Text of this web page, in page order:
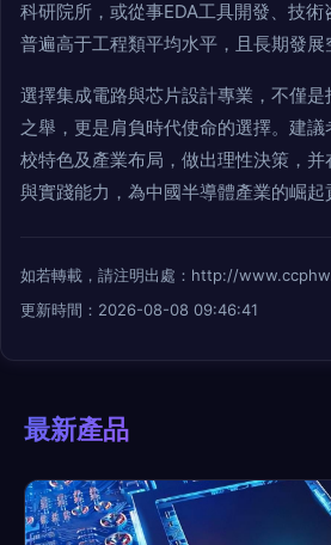
科研院所，或從事EDA工具開發、技
普遍高于工程類平均水平，且長期發展
選擇集成電路與芯片設計專業，不僅
之舉，更是肩負時代使命的選擇。建
校特色及產業布局，做出理性決策，
與實踐能力，為中國半導體產業的崛起
如若轉載，請注明出處：http://
更新時間：2026-08-08 09:46:41
最新產品